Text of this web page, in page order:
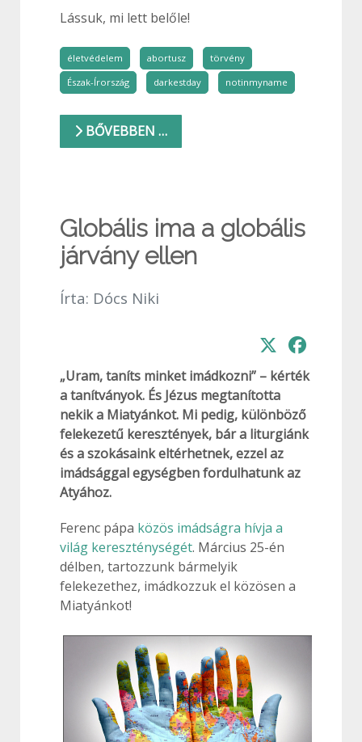
Lássuk, mi lett belőle!
életvédelem abortusz
törvény
Észak-Írország
darkestday notinmyname
BŐVEBBEN …
Globális ima a globális
járvány ellen
Írta: Dócs Niki
„Uram, taníts minket imádkozni” – kérték
a tanítványok. És Jézus megtanította
nekik a Miatyánkot. Mi pedig, különböző
felekezetű keresztények, bár a liturgiánk
és a szokásaink eltérhetnek, ezzel az
imádsággal egységben fordulhatunk az
Atyához.
Ferenc pápa közös imádságra hívja a
világ kereszténységét. Március 25-én
délben, tartozzunk bármelyik
felekezethez, imádkozzuk el közösen a
Miatyánkot!